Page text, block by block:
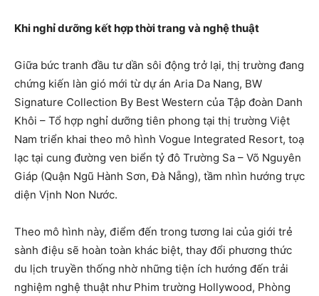
Khi nghỉ dưỡng kết hợp thời trang và nghệ thuật
Giữa bức tranh đầu tư dần sôi động trở lại, thị trường đang
chứng kiến làn gió mới từ dự án Aria Da Nang, BW
Signature Collection By Best Western của Tập đoàn Danh
Khôi – Tổ hợp nghỉ dưỡng tiên phong tại thị trường Việt
Nam triển khai theo mô hình Vogue Integrated Resort, toạ
lạc tại cung đường ven biển tỷ đô Trường Sa – Võ Nguyên
Giáp (Quận Ngũ Hành Sơn, Đà Nẵng), tầm nhìn hướng trực
diện Vịnh Non Nước.
Theo mô hình này, điểm đến trong tương lai của giới trẻ
sành điệu sẽ hoàn toàn khác biệt, thay đổi phương thức
du lịch truyền thống nhờ những tiện ích hướng đến trải
nghiệm nghệ thuật như Phim trường Hollywood, Phòng